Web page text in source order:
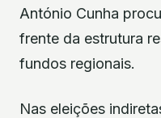
António Cunha
frente da estrutura
fundos regionais.
Nas eleições